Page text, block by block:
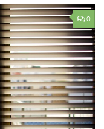
0